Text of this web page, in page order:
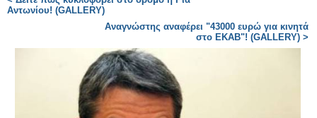
Αντωνίου! (GALLERY)
Αναγνώστης αναφέρει "43000 ευρώ για κινητά
στο ΕΚΑΒ"! (GALLERY) >